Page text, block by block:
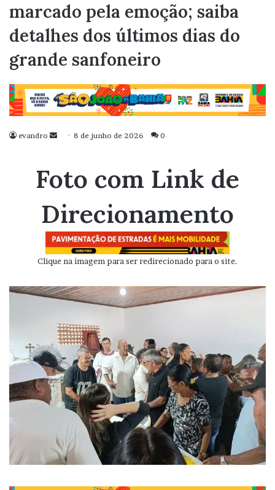
marcado pela emoção; saiba
detalhes dos últimos dias do
grande sanfoneiro
evandro
Mande
mail
8 de junho de 2026 0
Foto com Link de
Direcionamento
Clique na imagem para ser redirecionado para o site.